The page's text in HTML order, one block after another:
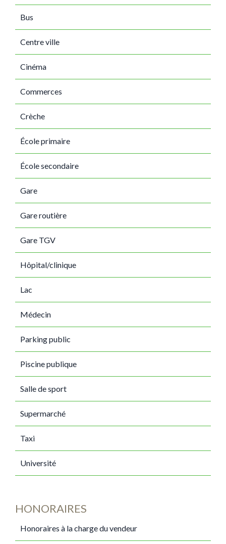
Bus
Centre ville
Cinéma
Commerces
Crèche
École primaire
École secondaire
Gare
Gare routière
Gare TGV
Hôpital/clinique
Lac
Médecin
Parking public
Piscine publique
Salle de sport
Supermarché
Taxi
Université
HONORAIRES
Honoraires à la charge du vendeur